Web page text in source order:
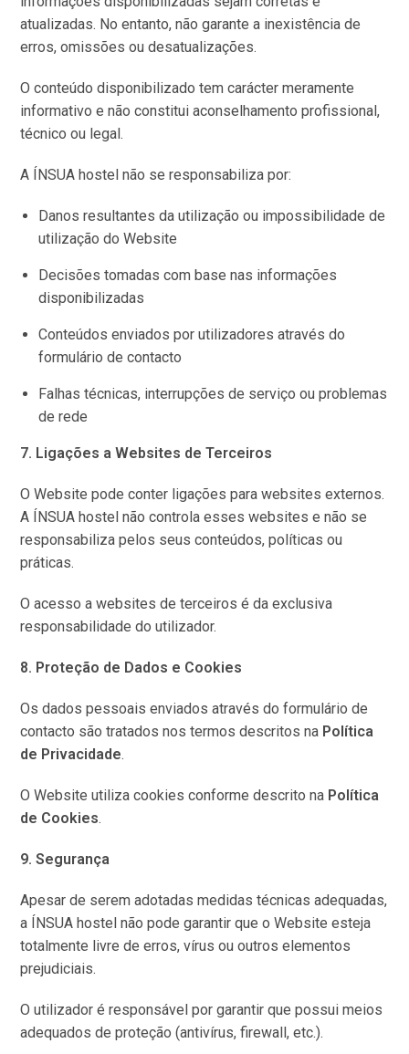
atualizadas. No entanto, não garante a inexistência de
erros, omissões ou desatualizações.
O conteúdo disponibilizado tem carácter meramente
informativo e não constitui aconselhamento profissional,
técnico ou legal.
A ÍNSUA hostel não se responsabiliza por:
Danos resultantes da utilização ou impossibilidade de
utilização do Website
Decisões tomadas com base nas informações
disponibilizadas
Conteúdos enviados por utilizadores através do
formulário de contacto
Falhas técnicas, interrupções de serviço ou problemas
de rede
7. Ligações a Websites de Terceiros
O Website pode conter ligações para websites externos.
A ÍNSUA hostel não controla esses websites e não se
responsabiliza pelos seus conteúdos, políticas ou
práticas.
O acesso a websites de terceiros é da exclusiva
responsabilidade do utilizador.
8. Proteção de Dados e Cookies
Os dados pessoais enviados através do formulário de
contacto são tratados nos termos descritos na Política
de Privacidade.
O Website utiliza cookies conforme descrito na Política
de Cookies.
9. Segurança
Apesar de serem adotadas medidas técnicas adequadas,
a ÍNSUA hostel não pode garantir que o Website esteja
totalmente livre de erros, vírus ou outros elementos
prejudiciais.
O utilizador é responsável por garantir que possui meios
adequados de proteção (antivírus, firewall, etc.).